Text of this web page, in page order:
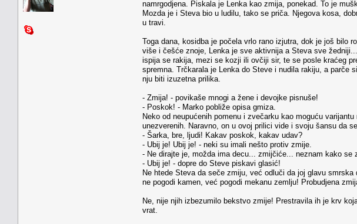
namrgodjena. Piskala je Lenka kao zmija, ponekad. To je
Mozda je i Steva bio u ludilu, tako se priča. Njegova kosa,
u travi.
Toga dana, kosidba je počela vrlo rano izjutra, dok je još bilo
više i češće znoje, Lenka je sve aktivnija a Steva sve
ispija se rakija, mezi se kozji ili ovčiji sir, te se posle kraćeg
spremna. Trčkarala je Lenka do Steve i nudila rakiju, a parče
nju biti izuzetna prilika.
- Zmija! - povikaše mnogi a žene i devojke pisnuše!
- Poskok! - Marko pobliže opisa gmiza.
Neko od neupućenih pomenu i zvečarku kao moguću
unezverenih. Naravno, on u ovoj prilici vide i svoju šansu da
- Šarka, bre, ljudi! Kakav poskok, kakav udav?
- Ubij je! Ubij je! - neki su imali nešto protiv zmije.
- Ne dirajte je, možda ima decu... zmijčiće... neznam kako se
- Ubij je! - dopre do Steve piskavi glasić!
Ne htede Steva da seče zmiju, već odluči da joj glavu
ne pogodi kamen, već pogodi mekanu zemlju! Probudjena
Ne, nije njih izbezumilo bekstvo zmije! Prestravila ih je krv
vrat.